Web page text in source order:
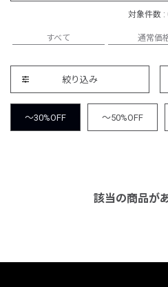
対象件数 :
すべて 通常価
絞り込み
～30%OFF ～50%OFF
該当の商品が